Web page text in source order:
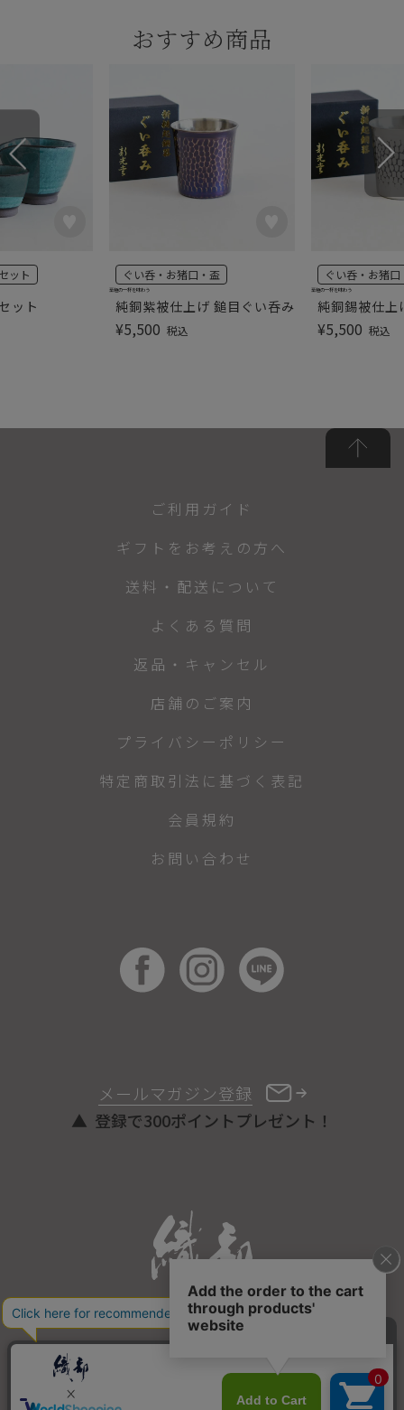
おすすめ商品
ット
ット
純銅紫被仕上げ 鎚目ぐい呑み
ぐい呑・お猪口・盃
¥5,500 税込
至極の一杯を味わう
純銅錫被仕上
ぐい呑・お猪口
¥5,500 税込
至極の一杯を味わう
ONLINE STORE
メールマガジン登録
登録で300ポイントプレゼント！
ご利用ガイド
ギフトをお考えの方へ
送料・配送について
よくある質問
返品・キャンセル
店舗のご案内
プライバシーポリシー
特定商取引法に基づく表記
会員規約
お問い合わせ
COPYRIGHT © ORIBE ALL RIGHTS RESERVED.